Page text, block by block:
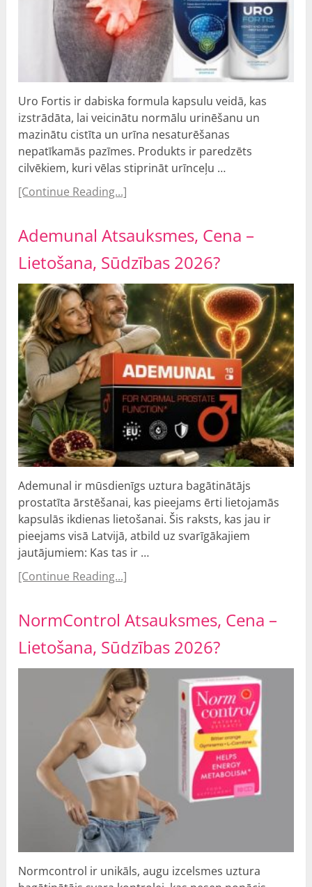
Uro Fortis ir dabiska formula kapsulu veidā, kas
izstrādāta, lai veicinātu normālu urinēšanu un
mazinātu cistīta un urīna nesaturēšanas
nepatīkamās pazīmes. Produkts ir paredzēts
cilvēkiem, kuri vēlas stiprināt urīnceļu …
[Continue Reading...]
Ademunal Atsauksmes, Cena –
Lietošana, Sūdzības 2026?
Ademunal ir mūsdienīgs uztura bagātinātājs
prostatīta ārstēšanai, kas pieejams ērti lietojamās
kapsulās ikdienas lietošanai. Šis raksts, kas jau ir
pieejams visā Latvijā, atbild uz svarīgākajiem
jautājumiem: Kas tas ir …
[Continue Reading...]
NormControl Atsauksmes, Cena –
Lietošana, Sūdzības 2026?
Normcontrol ir unikāls, augu izcelsmes uztura